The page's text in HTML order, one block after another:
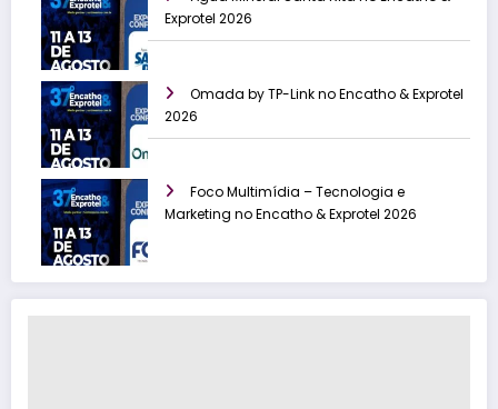
Exprotel 2026
Omada by TP-Link no Encatho & Exprotel
2026
Foco Multimídia – Tecnologia e
Marketing no Encatho & Exprotel 2026